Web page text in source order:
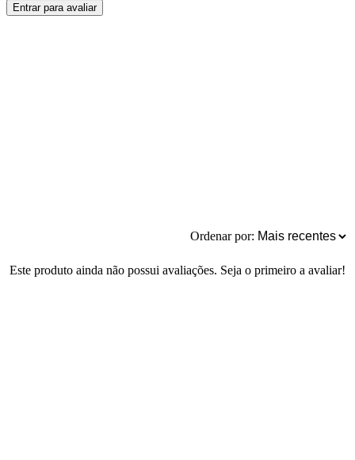
Entrar para avaliar
Ordenar por:
Este produto ainda não possui avaliações. Seja o primeiro a avaliar!